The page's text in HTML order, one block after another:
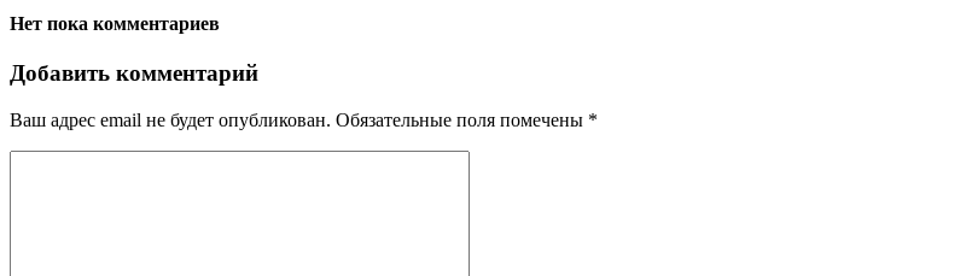
Нет пока комментариев
Добавить комментарий
Ваш адрес email не будет опубликован. Обязательные поля помечены *